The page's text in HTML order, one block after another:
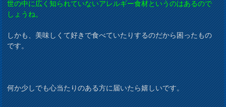
世の中に広く知られていないアレルギー食材というのはあるので
しょうね。
しかも、美味しくて好きで食べていたりするのだから困ったもの
です。
何か少しでも心当たりのある方に届いたら嬉しいです。